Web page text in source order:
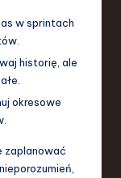
w sprintach
historię, ale
okresowe
zaplanować